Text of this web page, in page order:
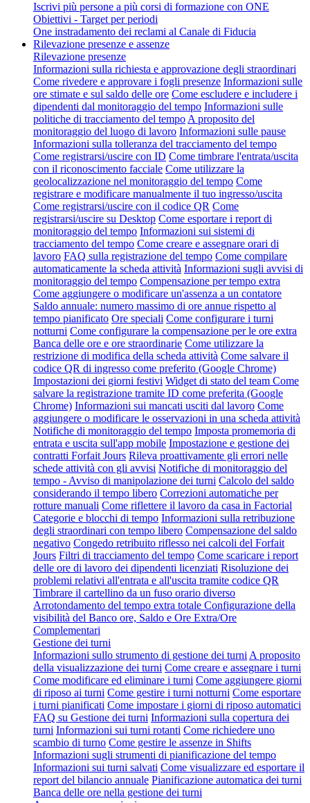
Iscrivi più persone a più corsi di formazione con ONE
Obiettivi - Target per periodi
One instradamento dei reclami al Canale di Fiducia
Rilevazione presenze e assenze
Rilevazione presenze
Informazioni sulla richiesta e approvazione degli straordinari
Come rivedere e approvare i fogli presenze Informazioni sulle
ore stimate e sul saldo delle ore Come escludere e includere i
dipendenti dal monitoraggio del tempo Informazioni sulle
politiche di tracciamento del tempo A proposito del
monitoraggio del luogo di lavoro Informazioni sulle pause
Informazioni sulla tolleranza del tracciamento del tempo
Come registrarsi/uscire con ID Come timbrare l'entrata/uscita
con il riconoscimento facciale Come utilizzare la
geolocalizzazione nel monitoraggio del tempo Come
registrare e modificare manualmente il tuo ingresso/uscita
Come registrarsi/uscire con il codice QR Come
registrarsi/uscire su Desktop Come esportare i report di
monitoraggio del tempo Informazioni sui sistemi di
tracciamento del tempo Come creare e assegnare orari di
lavoro FAQ sulla registrazione del tempo Come compilare
automaticamente la scheda attività Informazioni sugli avvisi di
monitoraggio del tempo Compensazione per tempo extra
Come aggiungere o modificare un'assenza a un contatore
Saldo annuale: numero massimo di ore annue rispetto al
tempo pianificato Ore speciali Come configurare i turni
notturni Come configurare la compensazione per le ore extra
Banca delle ore e ore straordinarie Come utilizzare la
restrizione di modifica della scheda attività Come salvare il
codice QR di ingresso come preferito (Google Chrome)
Impostazioni dei giorni festivi Widget di stato del team Come
salvare la registrazione tramite ID come preferita (Google
Chrome) Informazioni sui mancati usciti dal lavoro Come
aggiungere o modificare le osservazioni in una scheda attività
Notifiche di monitoraggio del tempo Imposta promemoria di
entrata e uscita sull'app mobile Impostazione e gestione dei
contratti Forfait Jours Rileva proattivamente gli errori nelle
schede attività con gli avvisi Notifiche di monitoraggio del
tempo - Avviso di manipolazione dei turni Calcolo del saldo
considerando il tempo libero Correzioni automatiche per
rotture manuali Come riflettere il lavoro da casa in Factorial
Categorie e blocchi di tempo Informazioni sulla retribuzione
degli straordinari con tempo libero Compensazione del saldo
negativo Congedo retribuito riflesso nei calcoli del Forfait
Jours Filtri di tracciamento del tempo Come scaricare i report
delle ore di lavoro dei dipendenti licenziati Risoluzione dei
problemi relativi all'entrata e all'uscita tramite codice QR
Timbrare il cartellino da un fuso orario diverso
Arrotondamento del tempo extra totale Configurazione della
visibilità del Banco ore, Saldo e Ore Extra/Ore
Complementari
Gestione dei turni
Informazioni sullo strumento di gestione dei turni A proposito
della visualizzazione dei turni Come creare e assegnare i turni
Come modificare ed eliminare i turni Come aggiungere giorni
di riposo ai turni Come gestire i turni notturni Come esportare
i turni pianificati Come impostare i giorni di riposo automatici
FAQ su Gestione dei turni Informazioni sulla copertura dei
turni Informazioni sui turni rotanti Come richiedere uno
scambio di turno Come gestire le assenze in Shifts
Informazioni sugli strumenti di pianificazione del tempo
Informazioni sui turni salvati Come visualizzare ed esportare il
report del bilancio annuale Pianificazione automatica dei turni
Banca delle ore nella gestione dei turni